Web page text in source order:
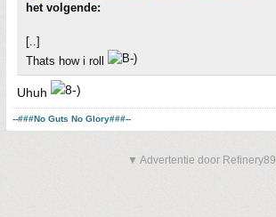
het volgende:
[..]
Thats how i roll
Uhuh
--###No Guts No Glory###--
▼ Advertentie door Refinery89